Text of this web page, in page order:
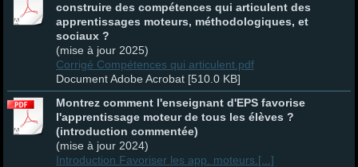
construire des compétences qui articulent des
apprentissages moteurs, méthodologiques, et
sociaux ?
(mise à jour 2025)
Corrigé Compétences qui articulent.pdf
Document Adobe Acrobat [510.0 KB]
Montrez comment l'enseignant d'EPS favorise
l'apprentissage moteur de tous les élèves ?
(introduction commentée)
(mise à jour 2024)
Introduction Favoriser les app. moteurs.[...]